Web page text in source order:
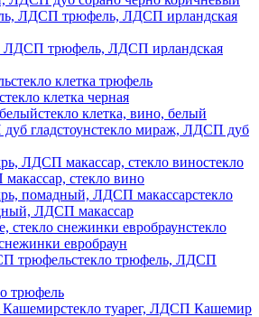
ЛДСП трюфель, ЛДСП ирландская
стекло клетка трюфель
стекло клетка черная
стекло клетка, вино, белый
стекло мираж, ЛДСП дуб
стекло
стекло вино
стекло
ЛДСП макассар
стекло
евробраун
стекло трюфель, ЛДСП
трюфель
стекло туарег, ЛДСП Кашемир